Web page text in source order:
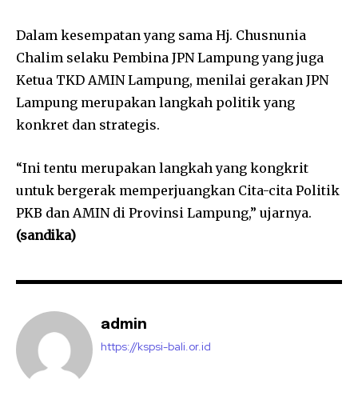
Dalam kesempatan yang sama Hj. Chusnunia
Chalim selaku Pembina JPN Lampung yang juga
Ketua TKD AMIN Lampung, menilai gerakan JPN
Lampung merupakan langkah politik yang
konkret dan strategis.
“Ini tentu merupakan langkah yang kongkrit
untuk bergerak memperjuangkan Cita-cita Politik
PKB dan AMIN di Provinsi Lampung,” ujarnya.
(sandika)
admin
https://kspsi-bali.or.id